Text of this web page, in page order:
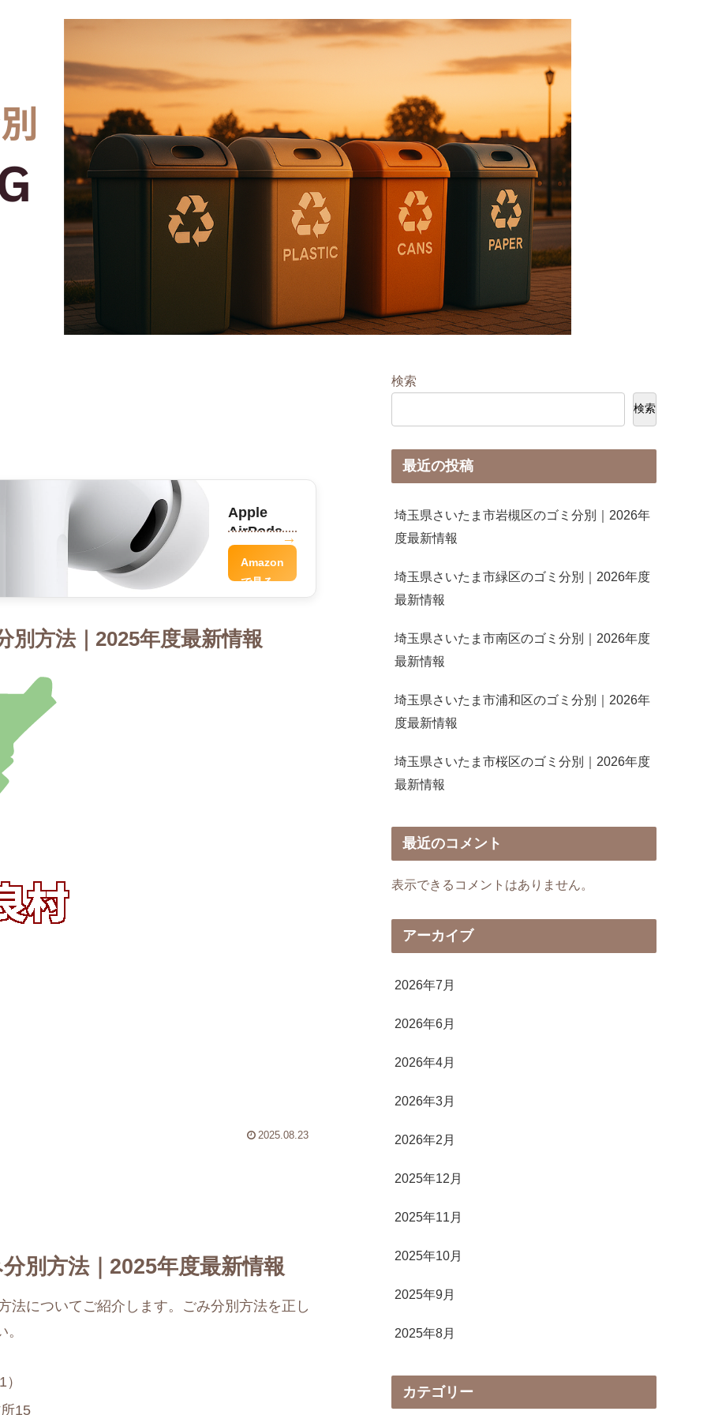
Apple
AirPods
Pro
Amazon
で見る
別方法｜2025年度最新情報
2025.08.23
別方法｜2025年度最新情報
法についてご紹介します。ごみ分別方法を正し
15
検索
検索
最近の投稿
埼玉県さいたま市岩槻区のゴミ分別｜2026年
度最新情報
埼玉県さいたま市緑区のゴミ分別｜2026年度
最新情報
埼玉県さいたま市南区のゴミ分別｜2026年度
最新情報
埼玉県さいたま市浦和区のゴミ分別｜2026年
度最新情報
埼玉県さいたま市桜区のゴミ分別｜2026年度
最新情報
最近のコメント
表示できるコメントはありません。
アーカイブ
2026年7月
2026年6月
2026年4月
2026年3月
2026年2月
2025年12月
2025年11月
2025年10月
2025年9月
2025年8月
カテゴリー